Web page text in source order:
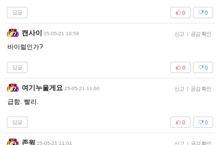
답글 0
0
캔사이 25-05-21 10:59 신고 | 공감 확인
바이럴인가?
답글 0
0
여기누울게요 25-05-21 11:00 신고 | 공감 확인
급함. 빨리.
답글 0
0
존윅 25-05-21 11:01 신고 | 공감 확인